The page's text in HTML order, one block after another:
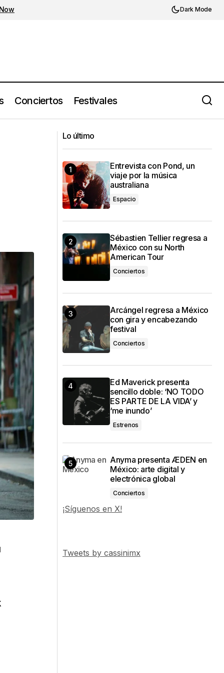
Dark Mode
Conciertos Festivales
TIME (2023)
Lo último
Entrevista con Pond, un
viaje por la música
australiana
Espacio
Sébastien Tellier regresa a
México con su North
American Tour
Conciertos
Arcángel regresa a México
con gira y encabezando
festival
Conciertos
Ed Maverick presenta
sencillo doble: ‘NO TODO
ES PARTE DE LA VIDA’ y
‘me inundo’
Estrenos
Anyma presenta ÆDEN en
México: arte digital y
electrónica global
Conciertos
¡Síguenos en X!
Tweets by cassinimx